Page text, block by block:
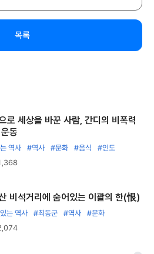
목록
로 세상을 바꾼 사람, 간디의 비폭력
동
역사 #역사 #문화 #음식
#인도
비석거리에 숨어있는 이괄의 한(恨)
는 역사 #최동군 #역사
#문화